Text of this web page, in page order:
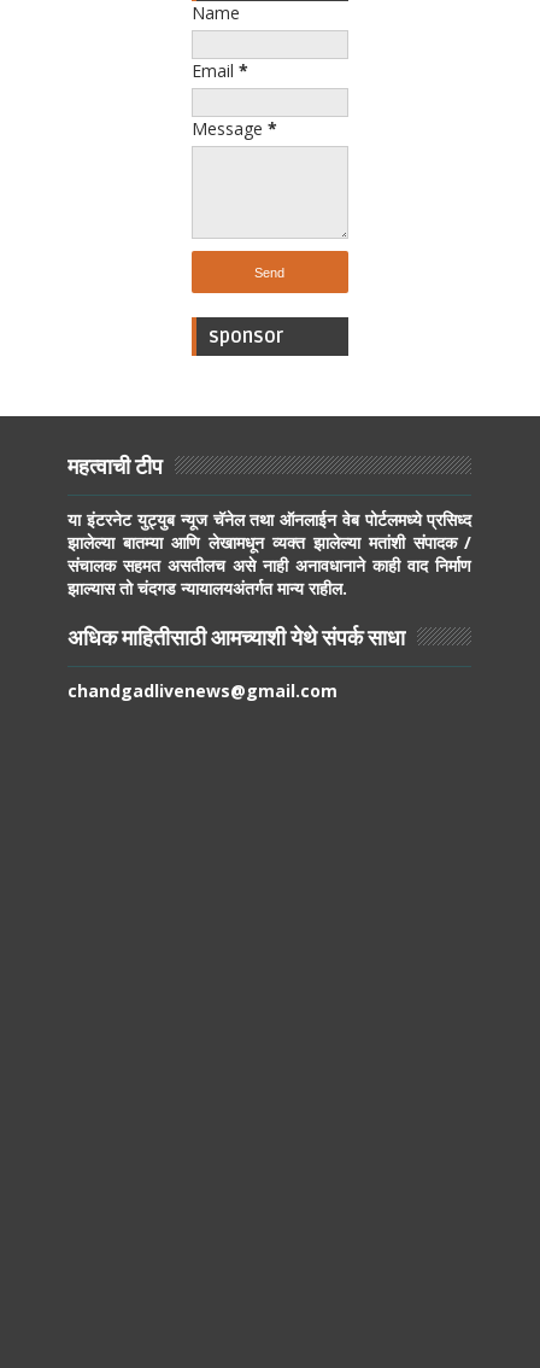
Name
Email *
Message *
sponsor
महत्वाची टीप
या इंटरनेट युट्युब न्यूज चॅनेल तथा ऑनलाईन वेब पोर्टलमध्ये प्रसिध्द
झालेल्या बातम्या आणि लेखामधून व्यक्त झालेल्या मतांशी संपादक /
संचालक सहमत असतीलच असे नाही अनावधानाने काही वाद निर्माण
झाल्यास तो चंदगड न्यायालयअंतर्गत मान्य राहील.
अधिक माहितीसाठी आमच्याशी येथे संपर्क साधा
chandgadlivenews@gmail.com